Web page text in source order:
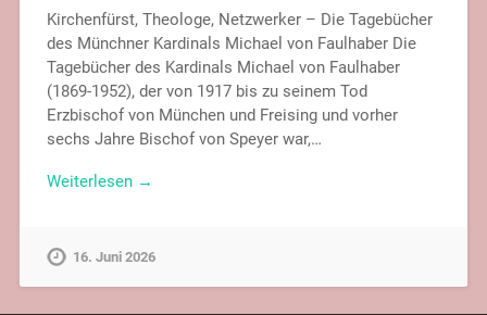
Kirchenfürst, Theologe, Netzwerker – Die Tagebücher
des Münchner Kardinals Michael von Faulhaber Die
Tagebücher des Kardinals Michael von Faulhaber
(1869-1952), der von 1917 bis zu seinem Tod
Erzbischof von München und Freising und vorher
sechs Jahre Bischof von Speyer war,…
Weiterlesen →
16. Juni 2026